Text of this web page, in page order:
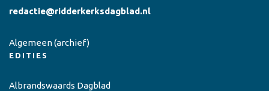
redactie@ridderkerksdagblad.nl
Algemeen(archief)
EDITIES
Albrandswaards Dagblad